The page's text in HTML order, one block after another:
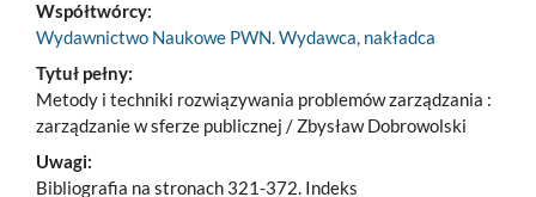
Współtwórcy:
Wydawnictwo Naukowe PWN. Wydawca, nakładca
Tytuł pełny:
Metody i techniki rozwiązywania problemów zarządzania :
zarządzanie w sferze publicznej / Zbysław Dobrowolski
Uwagi:
Bibliografia na stronach 321-372. Indeks